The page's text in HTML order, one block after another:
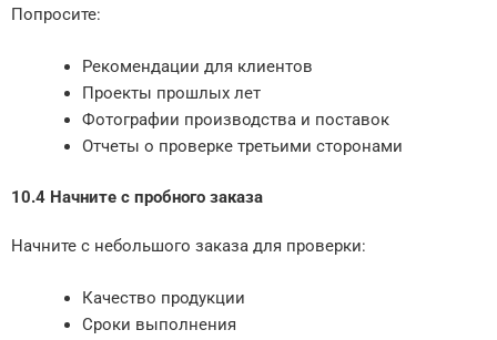
Попросите:
Рекомендации для клиентов
Проекты прошлых лет
Фотографии производства и поставок
Отчеты о проверке третьими сторонами
10.4 Начните с пробного заказа
Начните с небольшого заказа для проверки:
Качество продукции
Сроки выполнения